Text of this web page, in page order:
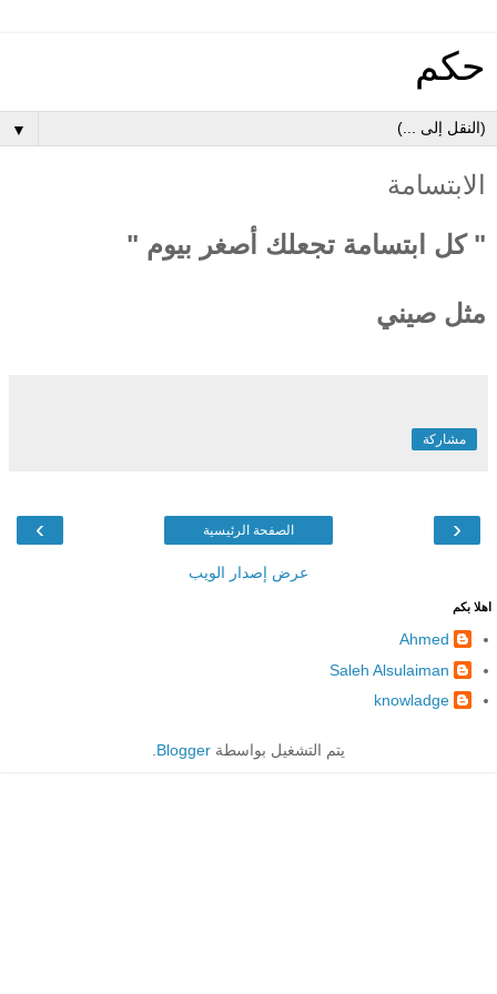
حكم
▼
الابتسامة
" كل ابتسامة تجعلك أصغر بيوم "
مثل صيني
مشاركة
‹
› الصفحة الرئيسية
عرض إصدار الويب
اهلا بكم
Ahmed
Saleh Alsulaiman
knowladge
يتم التشغيل بواسطة Blogger
.